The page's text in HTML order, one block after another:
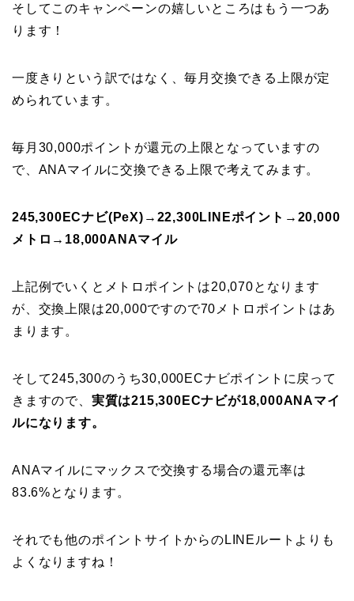
そしてこのキャンペーンの嬉しいところはもう一つあ
ります！
一度きりという訳ではなく、毎月交換できる上限が定
められています。
毎月30,000ポイントが還元の上限となっていますの
で、ANAマイルに交換できる上限で考えてみます。
245,300ECナビ(PeX)→22,300LINEポイント→20,000
メトロ→18,000ANAマイル
上記例でいくとメトロポイントは20,070となります
が、交換上限は20,000ですので70メトロポイントはあ
まります。
そして245,300のうち30,000ECナビポイントに戻って
きますので、 実質は215,300ECナビが18,000ANAマイ
ルになります。
ANAマイルにマックスで交換する場合の還元率は
83.6%となります。
それでも他のポイントサイトからのLINEルートよりも
よくなりますね！